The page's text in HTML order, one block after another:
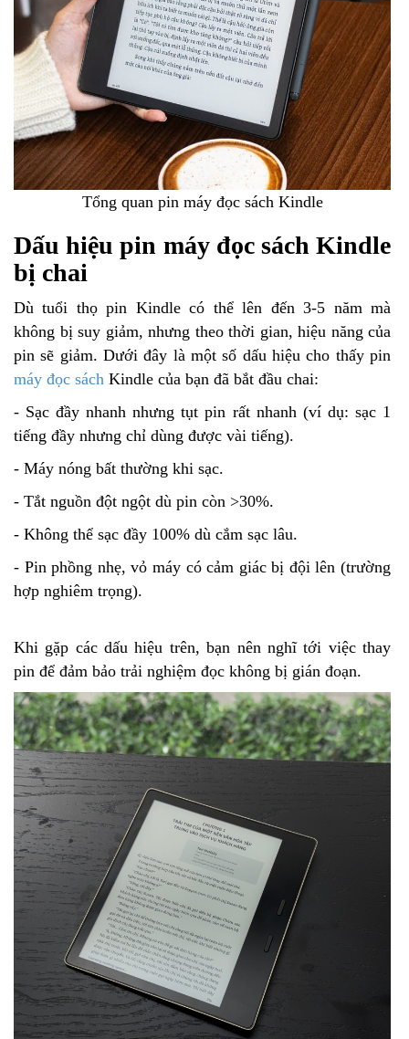
Tổng quan pin máy đọc sách Kindle
Dấu hiệu pin máy đọc sách Kindle
bị chai
Dù tuổi thọ pin Kindle có thể lên đến 3-5 năm mà
không bị suy giảm, nhưng theo thời gian, hiệu năng của
pin sẽ giảm. Dưới đây là một số dấu hiệu cho thấy pin
máy đọc sách Kindle của bạn đã bắt đầu chai:
- Sạc đầy nhanh nhưng tụt pin rất nhanh (ví dụ: sạc 1
tiếng đầy nhưng chỉ dùng được vài tiếng).
- Máy nóng bất thường khi sạc.
- Tắt nguồn đột ngột dù pin còn >30%.
- Không thể sạc đầy 100% dù cắm sạc lâu.
- Pin phồng nhẹ, vỏ máy có cảm giác bị đội lên (trường
hợp nghiêm trọng).
Khi gặp các dấu hiệu trên, bạn nên nghĩ tới việc thay
pin để đảm bảo trải nghiệm đọc không bị gián đoạn.